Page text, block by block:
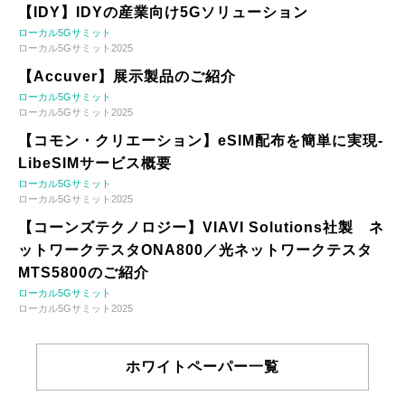
【IDY】IDYの産業向け5Gソリューション
ローカル5Gサミット
ローカル5Gサミット2025
【Accuver】展示製品のご紹介
ローカル5Gサミット
ローカル5Gサミット2025
【コモン・クリエーション】eSIM配布を簡単に実現-
LibeSIMサービス概要
ローカル5Gサミット
ローカル5Gサミット2025
【コーンズテクノロジー】VIAVI Solutions社製 ネ
ットワークテスタONA800／光ネットワークテスタ
MTS5800のご紹介
ローカル5Gサミット
ローカル5Gサミット2025
ホワイトペーパー一覧